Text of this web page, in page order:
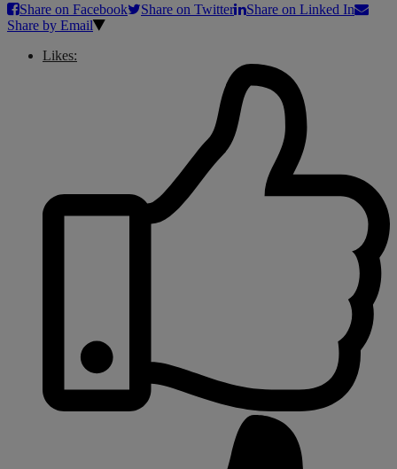
Share on Facebook
Share on Twitter
Share on Linked In
Share by Email
Likes: